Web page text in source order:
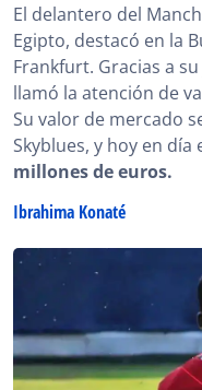
El delantero del
Egipto, destacó en la
Frankfurt. Gracias a
llamó la atención de
Su valor de mercado
Skyblues, y hoy en
millones de euros.
Ibrahima Konaté